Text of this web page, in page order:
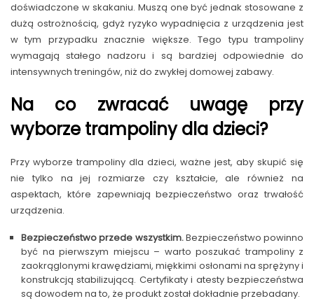
doświadczone w skakaniu. Muszą one być jednak stosowane z
dużą ostrożnością, gdyż ryzyko wypadnięcia z urządzenia jest
w tym przypadku znacznie większe. Tego typu trampoliny
wymagają stałego nadzoru i są bardziej odpowiednie do
intensywnych treningów, niż do zwykłej domowej zabawy.
Na co zwracać uwagę przy
wyborze trampoliny dla dzieci?
Przy wyborze trampoliny dla dzieci, ważne jest, aby skupić się
nie tylko na jej rozmiarze czy kształcie, ale również na
aspektach, które zapewniają bezpieczeństwo oraz trwałość
urządzenia.
Bezpieczeństwo przede wszystkim.Bezpieczeństwo powinno
być na pierwszym miejscu – warto poszukać trampoliny z
zaokrąglonymi krawędziami, miękkimi osłonami na sprężyny i
konstrukcją stabilizującą. Certyfikaty i atesty bezpieczeństwa
są dowodem na to, że produkt został dokładnie przebadany.